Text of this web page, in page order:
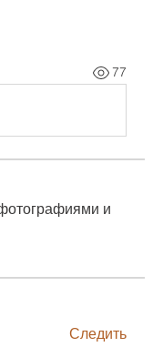
77
и
Следить